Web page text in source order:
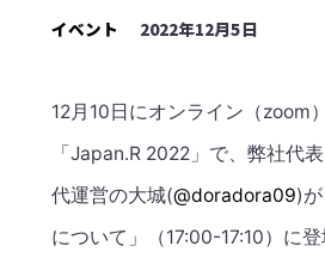
イベント 2022年12月5日
12月10日にオンライン（zoom
「Japan.R 2022」で、弊社代
代運営の大城(@doradora09)
について」（17:00-17:10）に登